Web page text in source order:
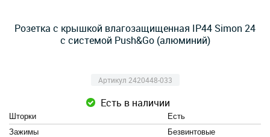
Розетка с крышкой влагозащищенная IP44 Simon 24
с системой Push&Go (алюминий)
Артикул 2420448-033
Есть в наличии
Шторки
Есть
Зажимы
Безвинтовые